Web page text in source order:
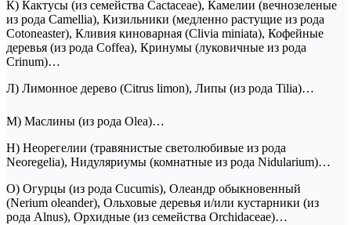
К) Кактусы (из семейства Cactaceae), Камелии (вечнозеленые
из рода Camellia), Кизильники (медленно растущие из рода
Cotoneaster), Кливия киноварная (Clivia miniata), Кофейные
деревья (из рода Coffea), Кринумы (луковичные из рода
Crinum)…
Л) Лимонное дерево (Citrus limon), Липы (из рода Tilia)…
М) Маслины (из рода Olea)…
Н) Неорегелии (травянистые светолюбивые из рода
Neoregelia), Нидуляриумы (комнатные из рода Nidularium)…
О) Огурцы (из рода Cucumis), Олеандр обыкновенный
(Nerium oleander), Ольховые деревья и/или кустарники (из
рода Alnus), Орхидные (из семейства Orchidaceae)…